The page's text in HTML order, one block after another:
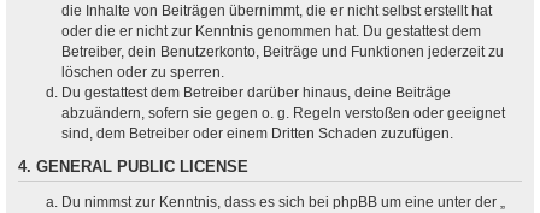
die Inhalte von Beiträgen übernimmt, die er nicht selbst erstellt hat
oder die er nicht zur Kenntnis genommen hat. Du gestattest dem
Betreiber, dein Benutzerkonto, Beiträge und Funktionen jederzeit zu
löschen oder zu sperren.
Du gestattest dem Betreiber darüber hinaus, deine Beiträge
abzuändern, sofern sie gegen o. g. Regeln verstoßen oder geeignet
sind, dem Betreiber oder einem Dritten Schaden zuzufügen.
4. GENERAL PUBLIC LICENSE
Du nimmst zur Kenntnis, dass es sich bei phpBB um eine unter der „